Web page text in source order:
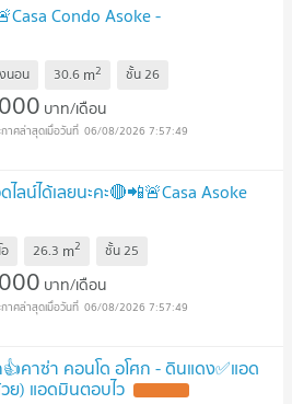
Condo Asoke -
นอน 30.6 m2 ชั้น26
บาท/เดือน
06/08/2026 7:57:49
น์ได้เลยนะคะ🔴📲🚨Casa Asoke
26.3 m2 ชั้น25
บาท/เดือน
06/08/2026 7:57:49
คาซ่า คอนโด อโศก - ดินแดง✅แอด
ย) แอดมินตอบไว